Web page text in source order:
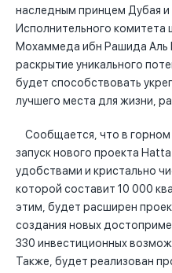
наследным принцем Дубая
Исполнительного
Мохаммеда ибн Рашида Аль
раскрытие уникального
будет способствовать
лучшего места для жизни,
Сообщается, что в горном
запуск нового проекта
удобствами и кристально
которой составит 10 000
этим, будет расширен
создания новых
330 инвестиционных
Также, будет реализован